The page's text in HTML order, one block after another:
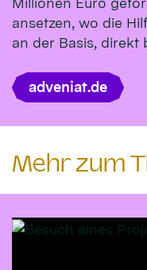
ansetzen, wo die
an der Basis, direkt
adveniat.de
Mehr zum